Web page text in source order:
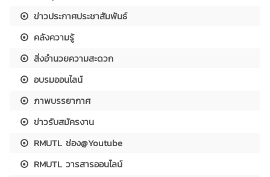
ข่าวประกาศประชาสัมพันธ์
คลังความรู้
สิ่งอำนวยความสะดวก
อบรมออนไลน์
ภาพบรรยากาศ
ข่าวรับสมัครงาน
RMUTL ช่อง@Youtube
RMUTL วารสารออนไลน์